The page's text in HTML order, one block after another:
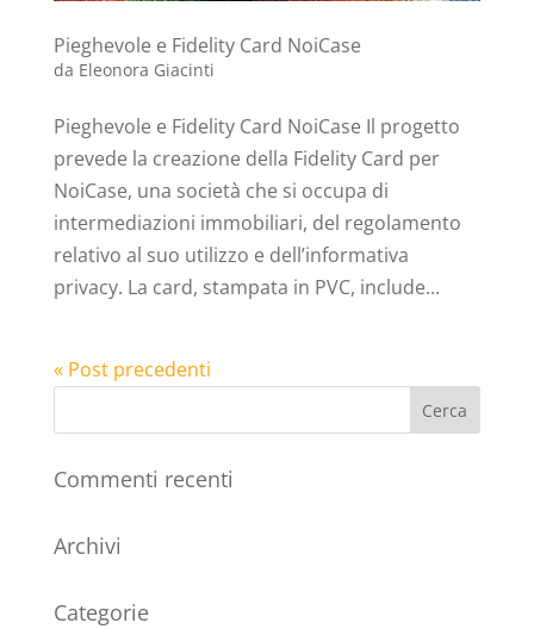
Pieghevole e Fidelity Card NoiCase
da Eleonora Giacinti
Pieghevole e Fidelity Card NoiCase Il progetto
prevede la creazione della Fidelity Card per
NoiCase, una società che si occupa di
intermediazioni immobiliari, del regolamento
relativo al suo utilizzo e dell’informativa
privacy. La card, stampata in PVC, include...
« Post precedenti
Commenti recenti
Archivi
Categorie